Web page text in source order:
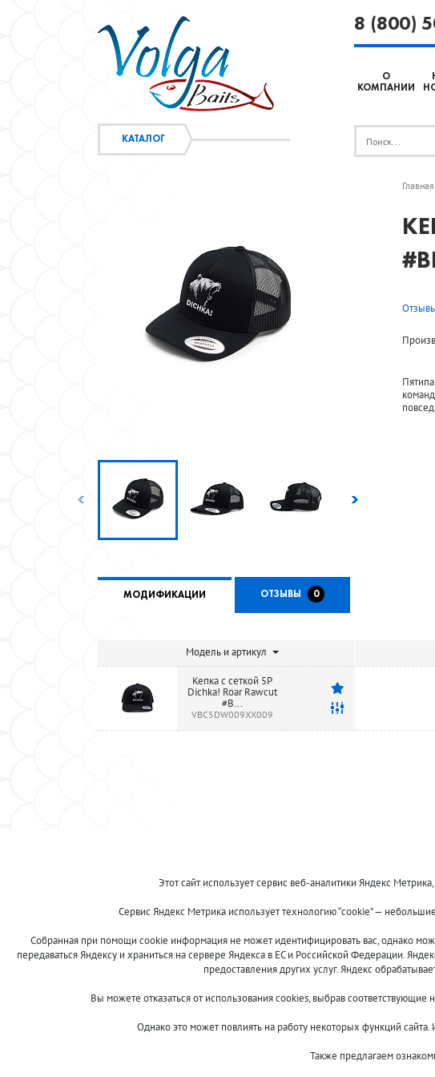
КАТАЛОГ
8 (800)
О
КОМПАНИИ
Главная
МОДИФИКАЦИИ ОТЗЫВЫ 0
Модель и артикул
Кепка с сеткой 5P
Dichka! Roar Rawcut
#B...
VBC5DW009XX009
© 2013-2024 "Волжские приманки"
8 (800)
500-7844
Оплата
Сообщить об ошибке
Этот сайт использует сервис веб-аналитики Яндекс
Сервис Яндекс Метрика использует технологию “cookie” —
Собранная при помощи cookie информация не может идентифицировать вас, однако
передаваться Яндексу и храниться на сервере Яндекса в ЕС и Российской Федерации.
предоставления других услуг. Яндекс
Вы можете отказаться от использования cookies, выбрав
Однако это может повлиять на работу некоторых функций
Также предлагаем